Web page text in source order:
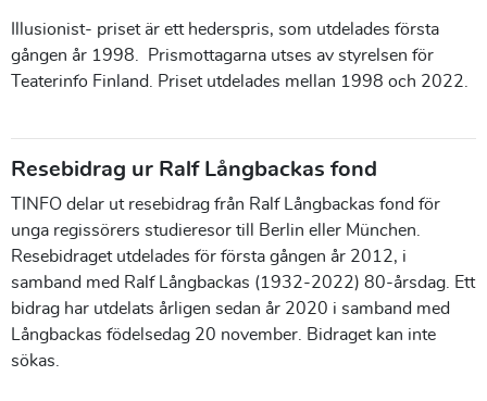
Illusionist- priset är ett hederspris, som utdelades första
gången år 1998. Prismottagarna utses av styrelsen för
Teaterinfo Finland. Priset utdelades mellan 1998 och 2022.
Resebidrag ur Ralf Långbackas fond
TINFO delar ut resebidrag från Ralf Långbackas fond för
unga regissörers studieresor till Berlin eller München.
Resebidraget utdelades för första gången år 2012, i
samband med Ralf Långbackas (1932-2022) 80-årsdag. Ett
bidrag har utdelats årligen sedan år 2020 i samband med
Långbackas födelsedag 20 november. Bidraget kan inte
sökas.